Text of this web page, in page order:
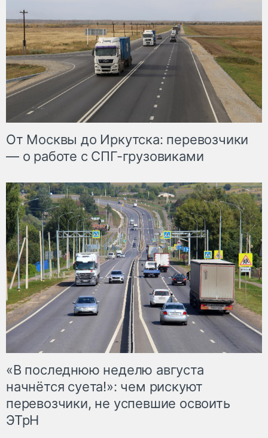
От Москвы до Иркутска: перевозчики
— о работе с СПГ-грузовиками
«В последнюю неделю августа
начнётся суета!»: чем рискуют
перевозчики, не успевшие освоить
ЭТрН